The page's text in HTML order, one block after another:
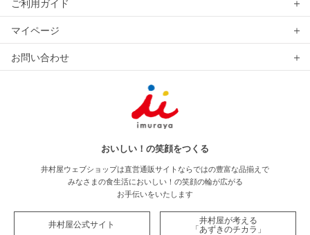
ご利用ガイド
マイページ
お問い合わせ
おいしい！の笑顔をつくる
井村屋ウェブショップは直営通販サイトならではの豊富な品揃えで
みなさまの食生活においしい！の笑顔の輪が広がる
お手伝いをいたします
井村屋公式サイト
井村屋が考える
「あずきのチカラ」